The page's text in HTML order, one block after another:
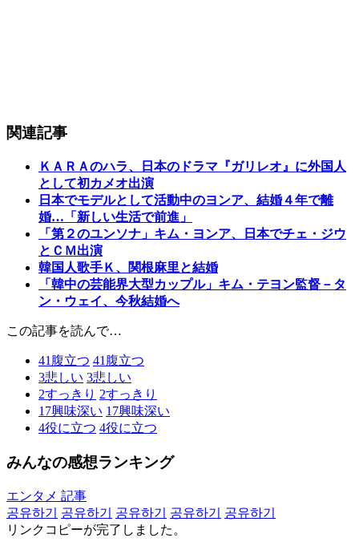
関連記事
ＫＡＲＡのハラ、日本のドラマ『ガリレオ』に外国人
として初カメオ出演
日本でモデルとして活動中のヨンア、結婚４年で離
婚…「新しい生活で前進」
「第２のユンソナ」キム・ヨンア、日本でチェ・ジウ
とＣＭ出演
韓国人歌手Ｋ、関根麻里と結婚
「韓中の芸能界大型カップル」キム・テヨン監督－タ
ン・ウェイ、今秋結婚へ
この記事を読んで…
41 腹立つ 41 腹立つ
3悲しい 3悲しい
2すっきり 2すっきり
17興味深い 17興味深い
4役に立つ 4役に立つ
みんなの感想ランキング
エンタメ 記事
공유하기
공유하기 공유하기 공유하기
공유하기
リンクコピーが完了しました。